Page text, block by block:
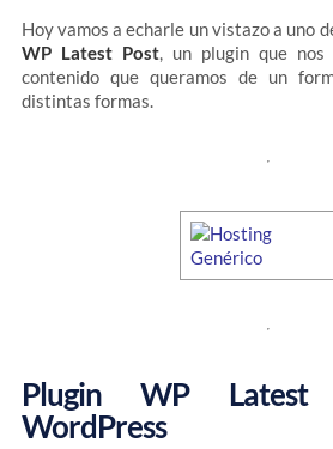
Hoy vamos a echarle un vistazo a uno
WP Latest Post, un plugin que
contenido que queramos de un
distintas formas.
Plugin WP Latest
WordPress